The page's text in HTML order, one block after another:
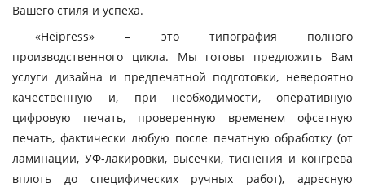
Вашего стиля и успеха.
«Heipress» – это типография полного
производственного цикла. Мы готовы предложить Вам
услуги дизайна и предпечатной подготовки, невероятно
качественную и, при необходимости, оперативную
цифровую печать, проверенную временем офсетную
печать, фактически любую после печатную обработку (от
ламинации, УФ-лакировки, высечки, тиснения и конгрева
вплоть до специфических ручных работ), адресную